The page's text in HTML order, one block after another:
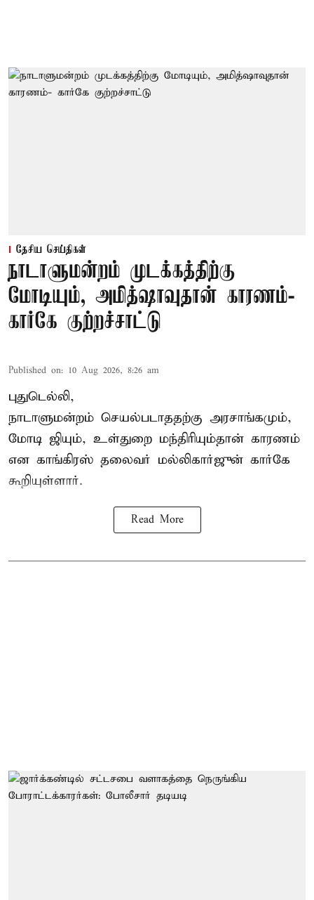
தேசிய செய்திகள்
நாடாளுமன்றம் முடக்கத்திற்கு
மோடியும், அமித்ஷாவுதான் காரணம்-
கார்கே குற்றச்சாட்டு
Published on: 10 Aug 2026, 8:26 am
புதுடெல்லி,
நாடாளுமன்றம் செயல்படாததற்கு அரசாங்கமும்,
மோடி ஜியும், உள்துறை மந்திரியும்தான் காரணம்
என காங்கிரஸ் தலைவர் மல்லிகார்ஜுன் கார்கே
கூறியுள்ளார்.
Read More